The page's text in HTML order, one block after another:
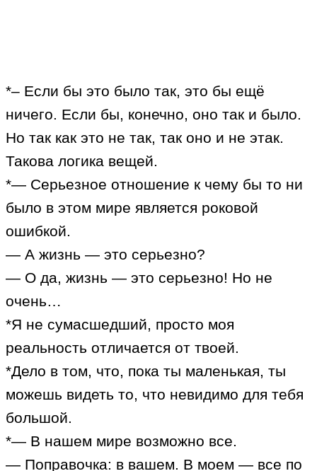
*– Если бы это было так, это бы ещё
ничего. Если бы, конечно, оно так и было.
Но так как это не так, так оно и не этак.
Такова логика вещей.
*— Серьезное отношение к чему бы то ни
было в этом мире является роковой
ошибкой.
— А жизнь — это серьезно?
— О да, жизнь — это серьезно! Но не
очень…
*Я не сумасшедший, просто моя
реальность отличается от твоей.
*Дело в том, что, пока ты маленькая, ты
можешь видеть то, что невидимо для тебя
большой.
*— В нашем мире возможно все.
— Поправочка: в вашем. В моем — все по